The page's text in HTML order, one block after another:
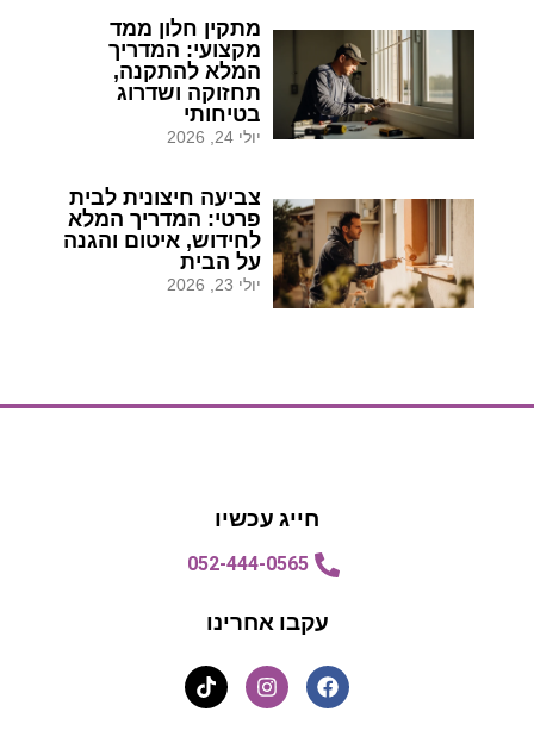
מתקין חלון ממד
מקצועי: המדריך
המלא להתקנה,
תחזוקה ושדרוג
בטיחותי
יולי 24, 2026
צביעה חיצונית לבית
פרטי: המדריך המלא
לחידוש, איטום והגנה
על הבית
יולי 23, 2026
חייג עכשיו
052-444-0565
עקבו אחרינו